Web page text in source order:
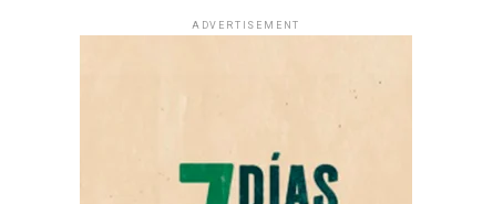
ADVERTISEMENT